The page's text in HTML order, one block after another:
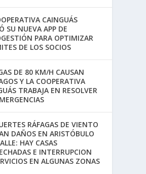
CAINGUÁS
SU NUEVA APP DE
PARA OPTIMIZAR
DE LOS SOCIOS
DE 80 KM/H CAUSAN
Y LA COOPERATIVA
TRABAJA EN RESOLVER
RÁFAGAS DE VIENTO
DAÑOS EN ARISTÓBULO
HAY CASAS
E INTERRUPCION
EN ALGUNAS ZONAS